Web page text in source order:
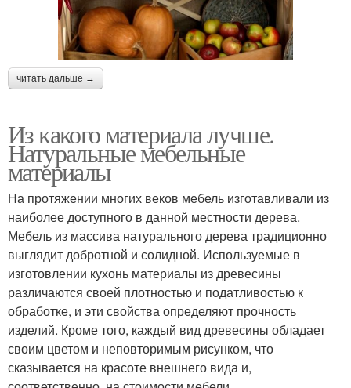
читать дальше →
Из какого материала лучше.
Натуральные мебельные
материалы
На протяжении многих веков мебель изготавливали из
наиболее доступного в данной местности дерева.
Мебель из массива натурального дерева традиционно
выглядит добротной и солидной. Используемые в
изготовлении кухонь материалы из древесины
различаются своей плотностью и податливостью к
обработке, и эти свойства определяют прочность
изделий. Кроме того, каждый вид древесины обладает
своим цветом и неповторимым рисунком, что
сказывается на красоте внешнего вида и,